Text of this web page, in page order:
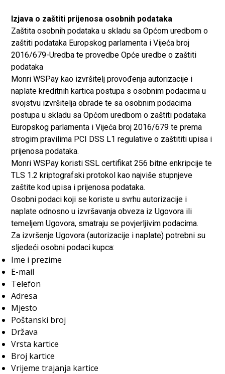
Izjava o zaštiti prijenosa osobnih podataka
Zaštita osobnih podataka u skladu sa Općom uredbom o
zaštiti podataka Europskog parlamenta i Vijeća broj
2016/679-Uredba te provedbe Opće uredbe o zaštiti
podataka
Monri WSPay kao izvršitelj provođenja autorizacije i
naplate kreditnih kartica postupa s osobnim podacima u
svojstvu izvršitelja obrade te sa osobnim podacima
postupa u skladu sa Općom uredbom o zaštiti podataka
Europskog parlamenta i Vijeća broj 2016/679 te prema
strogim pravilima PCI DSS L1 regulative o zaštititi upisa i
prijenosa podataka.
Monri WSPay koristi SSL certifikat 256 bitne enkripcije te
TLS 1.2 kriptografski protokol kao najviše stupnjeve
zaštite kod upisa i prijenosa podataka.
Osobni podaci koji se koriste u svrhu autorizacije i
naplate odnosno u izvršavanja obveza iz Ugovora ili
temeljem Ugovora, smatraju se povjerljivim podacima.
Za izvršenje Ugovora (autorizacije i naplate) potrebni su
sljedeći osobni podaci kupca:
Ime i prezime
E-mail
Telefon
Adresa
Mjesto
Poštanski broj
Država
Vrsta kartice
Broj kartice
Vrijeme trajanja kartice